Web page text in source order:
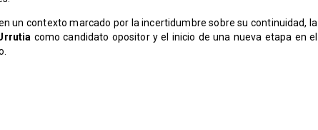
un contexto marcado por la incertidumbre sobre su continuidad, la
como candidato opositor y el inicio de una nueva etapa en el